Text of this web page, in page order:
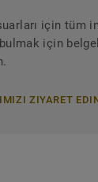
için tüm
bulmak için
ZIYARET